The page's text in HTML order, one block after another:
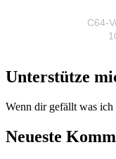
C64-
Unterstütze
Wenn dir gefällt was
Neueste